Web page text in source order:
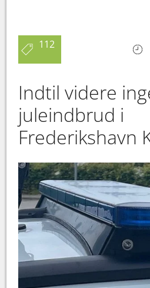
112
Indtil videre
juleindbrud i
Frederikshavn